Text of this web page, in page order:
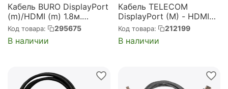
Кабель BURO DisplayPort
(m)/HDMI (m) 1.8м.
феррит.кольца
Позолоченные контакты
черный (BHP RET
Код товара: 295675
В наличии
Кабель TELECOM
DisplayPort (M) - HDMI
(M), 1.8м (TA494)
Код товара: 212199
В наличии